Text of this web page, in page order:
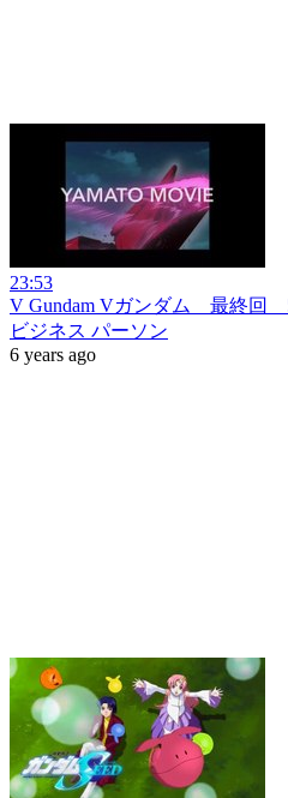
23:53
V Gundam Vガンダム 最終回
ビジネス パーソン
6 years ago